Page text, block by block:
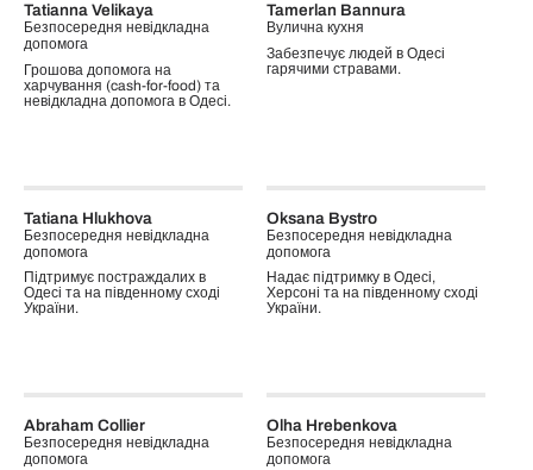
Tatianna Velikaya
Безпосередня невідкладна
допомога
Грошова допомога на
харчування (cash-for-food) та
невідкладна допомога в Одесі.
Tamerlan Bannura
Вулична кухня
Забезпечує людей в Одесі
гарячими стравами.
Tatiana Hlukhova
Безпосередня невідкладна
допомога
Підтримує постраждалих в
Одесі та на південному сході
України.
Oksana Bystro
Безпосередня невідкладна
допомога
Надає підтримку в Одесі,
Херсоні та на південному сході
України.
Abraham Collier
Безпосередня невідкладна
допомога
Olha Hrebenkova
Безпосередня невідкладна
допомога